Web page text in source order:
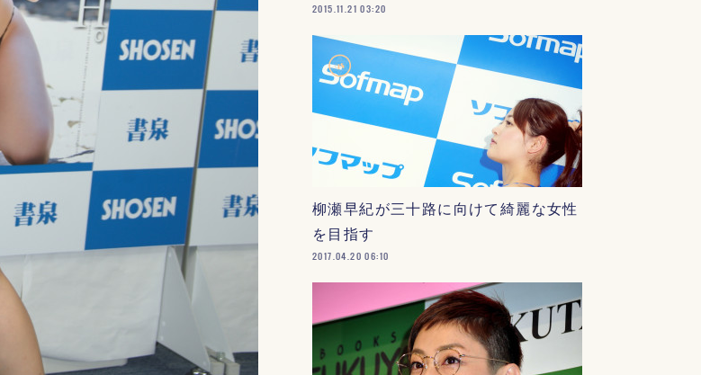
2015.11.21 03:20
柳瀬早紀が三十路に向けて綺麗な女性
を目指す
2017.04.20 06:10